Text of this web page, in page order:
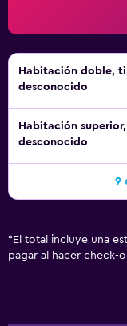
Habitación doble,
desconocido
Habitación
desconocido
9
* El total incluye una
pagar al hacer check-